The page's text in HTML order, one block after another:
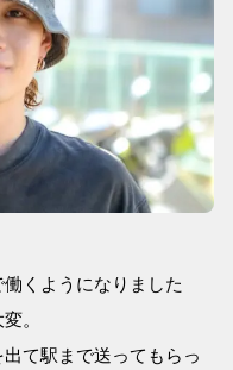
くようになりました
。
て駅まで送ってもらっ